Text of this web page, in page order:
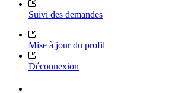
Suivi des demandes
Mise à jour du profil
Déconnexion